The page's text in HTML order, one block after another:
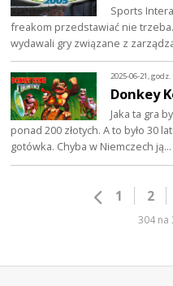
Sports
freakom przedstawiać nie
wydawali gry związane z
2025-06-21, godz.
Donkey
Jaka ta gra
ponad 200 złotych. A to było 30
gotówka. Chyba w Niemczech ją…
1 2
304 na